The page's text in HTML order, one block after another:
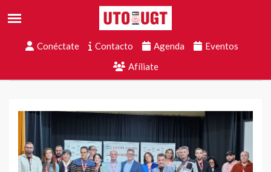
Conéctate Contacto Agenda
Eventos
Afíliate